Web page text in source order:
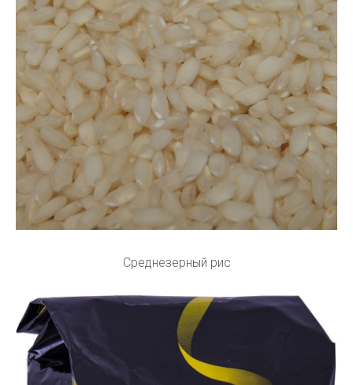
Среднезерный рис